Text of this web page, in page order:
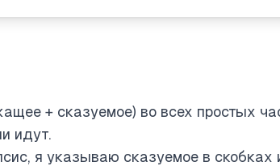
+ сказуемое) во всех простых
идут.
я указываю сказуемое в скобках